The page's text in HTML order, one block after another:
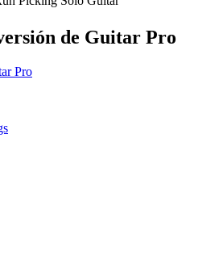
de Guitar Pro
Pro